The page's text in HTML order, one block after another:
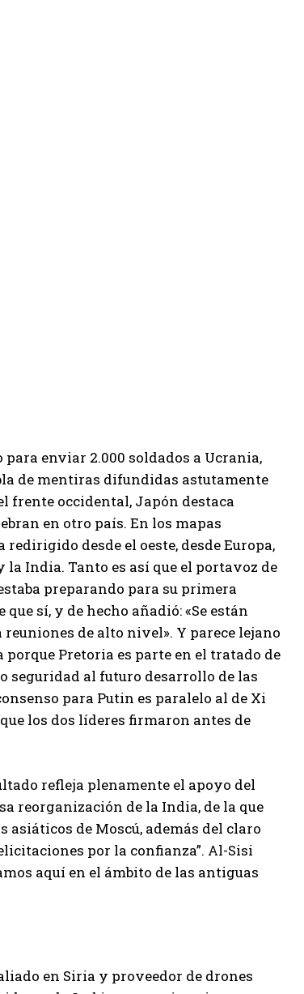
enviar 2.000 soldados a Ucrania,
de mentiras difundidas astutamente
frente occidental, Japón destaca
en otro país. En los mapas
desde el oeste, desde Europa,
India. Tanto es así que el portavoz de
preparando para su primera
sí, y de hecho añadió: «Se están
de alto nivel». Y parece lejano
Pretoria es parte en el tratado de
seguridad al futuro desarrollo de las
para Putin es paralelo al de Xi
los dos líderes firmaron antes de
refleja plenamente el apoyo del
reorganización de la India, de la que
asiáticos de Moscú, además del claro
por la confianza”. Al-Sisi
aquí en el ámbito de las antiguas
en Siria y proveedor de drones